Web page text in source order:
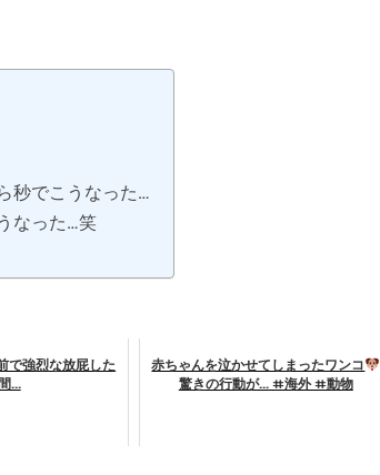
秒でこうなった…
なった…笑
で強烈な放屁した
...
赤ちゃんを泣かせてしまったワンコ
驚きの行動が... #海外 #動物